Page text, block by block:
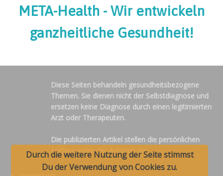
META-Health - Wir entwickeln
ganzheitliche Gesundheit!
Diese Seiten behandeln gesundheitsbezogene
Themen. Sie dienen nicht der Selbstdiagnose und
ersetzen keine Diagnose durch einen legitimierten
Arzt oder Therapeuten.
Die publizierten Artikel stellen die persönlichen
Auffassungen der Autoren dar.
Durch die weitere Nutzung der Seite stimmst
Du der Verwendung von Cookies zu.